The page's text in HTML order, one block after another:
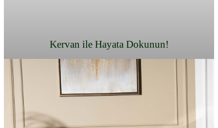
YENİ GELEN
Kervan ile Hayata Dokunun!